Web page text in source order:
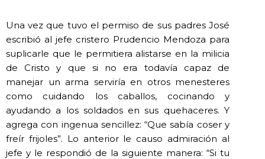
Una vez que tuvo el permiso de sus padres José
escribió al jefe cristero Prudencio Mendoza para
suplicarle que le permitiera alistarse en la milicia
de Cristo y que si no era todavía capaz de
manejar un arma serviría en otros menesteres
como cuidando los caballos, cocinando y
ayudando a los soldados en sus quehaceres. Y
agrega con ingenua sencillez: “Que sabía coser y
freír frijoles”. Lo anterior le causo admiración al
jefe y le respondió de la siguiente manera: “Si tu